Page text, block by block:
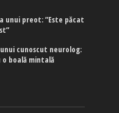
a unui preot: ”Este păcat
cunoscut neurolog:
boală mintală